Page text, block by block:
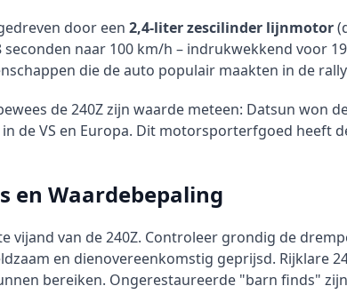
door een 2,4-liter zescilinder lijnmotor
naar 100 km/h – indrukwekkend voor
die de auto populair maakten in de
de 240Z zijn waarde meteen: Datsun won
de VS en Europa. Dit motorsporterfgoed heeft
en Waardebepaling
vijand van de 240Z. Controleer grondig de
en dienovereenkomstig geprijsd. Rijklare
bereiken. Ongerestaureerde "barn finds"